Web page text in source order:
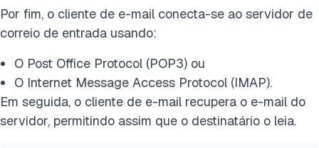
Por fim, o cliente de e-mail conecta-se ao servidor de
correio de entrada usando:
O Post Office Protocol (POP3) ou
O Internet Message Access Protocol (IMAP).
Em seguida, o cliente de e-mail recupera o e-mail do
servidor, permitindo assim que o destinatário o leia.